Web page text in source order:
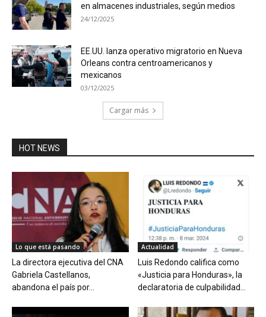
en almacenes industriales, según medios
24/12/2025
EE.UU. lanza operativo migratorio en Nueva
Orleans contra centroamericanos y
mexicanos
03/12/2025
Cargar más
HOT NEWS
Lo que está pasando
La directora ejecutiva del CNA
Gabriela Castellanos,
abandona el país por...
Actualidad
Luis Redondo califica como
«Justicia para Honduras», la
declaratoria de culpabilidad...